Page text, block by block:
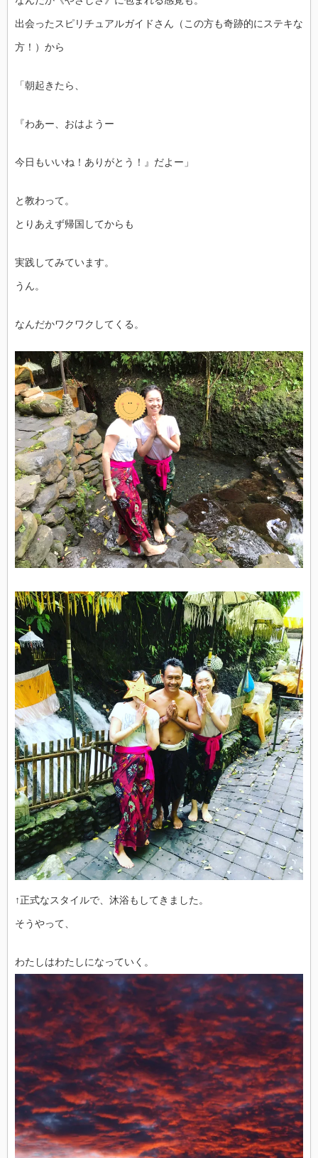
出会ったスピリチュアルガイドさん（この方も奇跡的にステキな
方！）から
「朝起きたら、
『わあー、おはようー
今日もいいね！ありがとう！』だよー」
と教わって。
とりあえず帰国してからも
実践してみています。
うん。
なんだかワクワクしてくる。
↑正式なスタイルで、沐浴もしてきました。
そうやって、
わたしはわたしになっていく。